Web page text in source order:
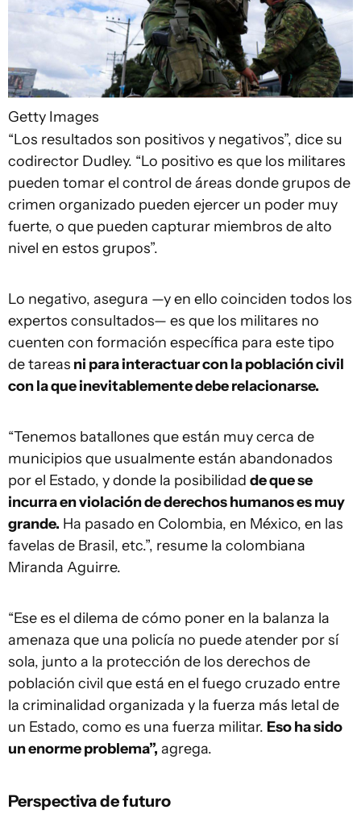
Getty Images
“Los resultados son positivos y negativos”, dice su
codirector Dudley. “Lo positivo es que los militares
pueden tomar el control de áreas donde grupos de
crimen organizado pueden ejercer un poder muy
fuerte, o que pueden capturar miembros de alto
nivel en estos grupos”.
Lo negativo, asegura —y en ello coinciden todos los
expertos consultados— es que los militares no
cuenten con formación específica para este tipo
de tareas ni para interactuar con la población civil
con la que inevitablemente debe relacionarse.
“Tenemos batallones que están muy cerca de
municipios que usualmente están abandonados
por el Estado, y donde la posibilidad de que se
incurra en violación de derechos humanos es muy
grande. Ha pasado en Colombia, en México, en las
favelas de Brasil, etc.”, resume la colombiana
Miranda Aguirre.
“Ese es el dilema de cómo poner en la balanza la
amenaza que una policía no puede atender por sí
sola, junto a la protección de los derechos de
población civil que está en el fuego cruzado entre
la criminalidad organizada y la fuerza más letal de
un Estado, como es una fuerza militar. Eso ha sido
un enorme problema”, agrega.
Perspectiva de futuro